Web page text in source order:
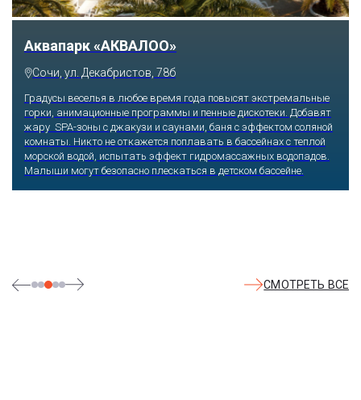
Аквапарк «АКВАЛОО»
Сочи, ул. Декабристов, 78б
Градусы веселья в любое время года повысят экстремальные
горки, анимационные программы и пенные дискотеки. Добавят
жару SPA-зоны с джакузи и саунами, баня с эффектом соляной
комнаты. Никто не откажется поплавать в бассейнах с теплой
морской водой, испытать эффект гидромассажных водопадов.
Малыши могут безопасно плескаться в детском бассейне.
СМОТРЕТЬ ВСЕ